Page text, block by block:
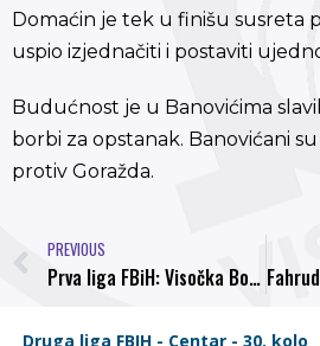
Domaćin je tek u finišu susreta
uspio izjednačiti i postaviti
Budućnost je u Banovićima
borbi za opstanak. Banovićani
protiv Goražda.
PREVIOUS
Prva liga FBiH: Visočka Bosna slavila u Gračanici i zasjela na vrh